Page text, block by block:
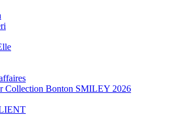
Collection Bonton SMILEY 2026